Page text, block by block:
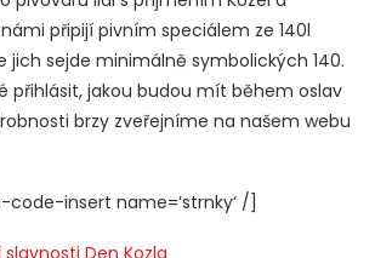
připijí pivním speciálem ze 140l
jich sejde minimálně symbolických 140.
přihlásit, jakou budou mít během oslav
brzy zveřejníme na našem webu
code-insert name=’strnky‘ /]